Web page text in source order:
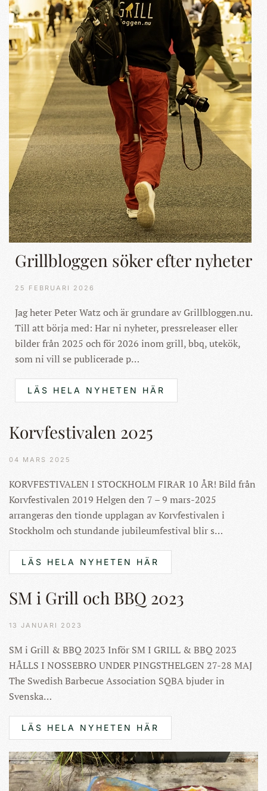
Grillbloggen söker efter nyheter
25 FEBRUARI 2026
Jag heter Peter Watz och är grundare av Grillbloggen.nu.
Till att börja med: Har ni nyheter, pressreleaser eller
bilder från 2025 och för 2026 inom grill, bbq, utekök,
som ni vill se publicerade p…
LÄS HELA NYHETEN HÄR
Korvfestivalen 2025
04 MARS 2025
KORVFESTIVALEN I STOCKHOLM FIRAR 10 ÅR! Bild från
Korvfestivalen 2019 Helgen den 7 – 9 mars-2025
arrangeras den tionde upplagan av Korvfestivalen i
Stockholm och stundande jubileumfestival blir s…
LÄS HELA NYHETEN HÄR
SM i Grill och BBQ 2023
13 JANUARI 2023
SM i Grill & BBQ 2023 Inför SM I GRILL & BBQ 2023
HÅLLS I NOSSEBRO UNDER PINGSTHELGEN 27-28 MAJ
The Swedish Barbecue Association SQBA bjuder in
Svenska…
LÄS HELA NYHETEN HÄR